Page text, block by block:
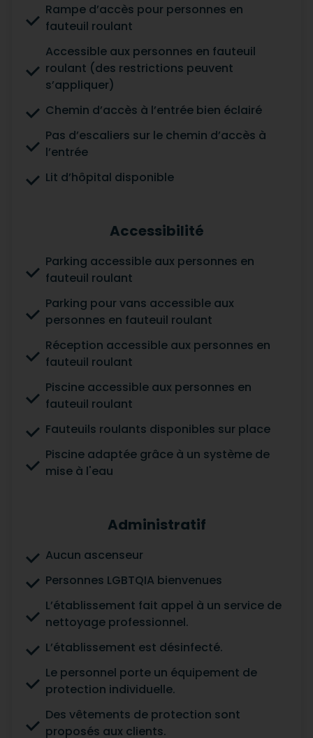
Rampe d’accès pour personnes en
fauteuil roulant
Accessible aux personnes en fauteuil
roulant (des restrictions peuvent
s’appliquer)
Chemin d’accès à l’entrée bien éclairé
Pas d’escaliers sur le chemin d’accès à
l’entrée
Lit d’hôpital disponible
Accessibilité
Parking accessible aux personnes en
fauteuil roulant
Parking pour vans accessible aux
personnes en fauteuil roulant
Réception accessible aux personnes en
fauteuil roulant
Piscine accessible aux personnes en
fauteuil roulant
Fauteuils roulants disponibles sur place
Piscine adaptée grâce à un système de
mise à l'eau
Administratif
Aucun ascenseur
Personnes LGBTQIA bienvenues
L’établissement fait appel à un service de
nettoyage professionnel.
L’établissement est désinfecté.
Le personnel porte un équipement de
protection individuelle.
Des vêtements de protection sont
proposés aux clients.